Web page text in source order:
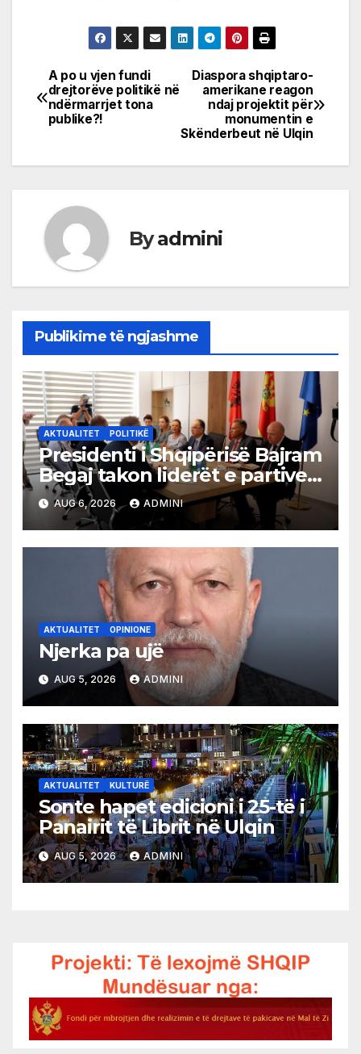
Post
navigation
Diaspora shqiptaro-
amerikane reagon
ndaj projektit për
monumentin e
Skënderbeut në Ulqin
A po u vjen fundi
drejtorëve politikë në
ndërmarrjet tona
publike?!
Byadmini
Publikime të ngjashme
AKTUALITET POLITIKË
Presidenti i Shqipërisë Bajram
Begaj takon liderët e partive
shqiptare në Ulqin
AUG 6, 2026 ADMINI
AKTUALITET OPINIONE
Njerka pa ujë
AUG 5, 2026 ADMINI
AKTUALITET KULTURË
Sonte hapet edicioni i 25-të i
Panairit të Librit në Ulqin
AUG 5, 2026 ADMINI